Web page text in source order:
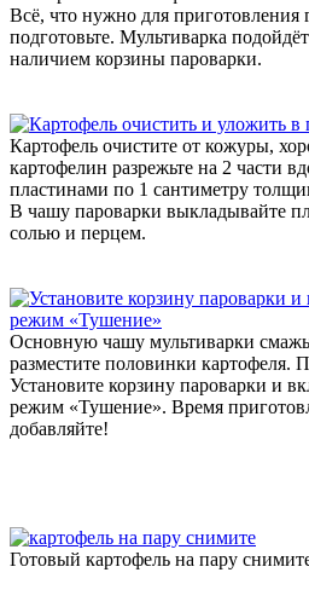
Всё, что нужно для приготовления
подготовьте. Мультиварка
наличием корзины пароварки.
Картофель очистите от кожуры,
картофелин разрежьте на 2 части
пластинами по 1 сантиметру
В чашу пароварки выкладывайте
солью и перцем.
Основную чашу мультиварки
разместите половинки картофеля.
Установите корзину пароварки и
режим «Тушение». Время
добавляйте!
Готовый картофель на пару